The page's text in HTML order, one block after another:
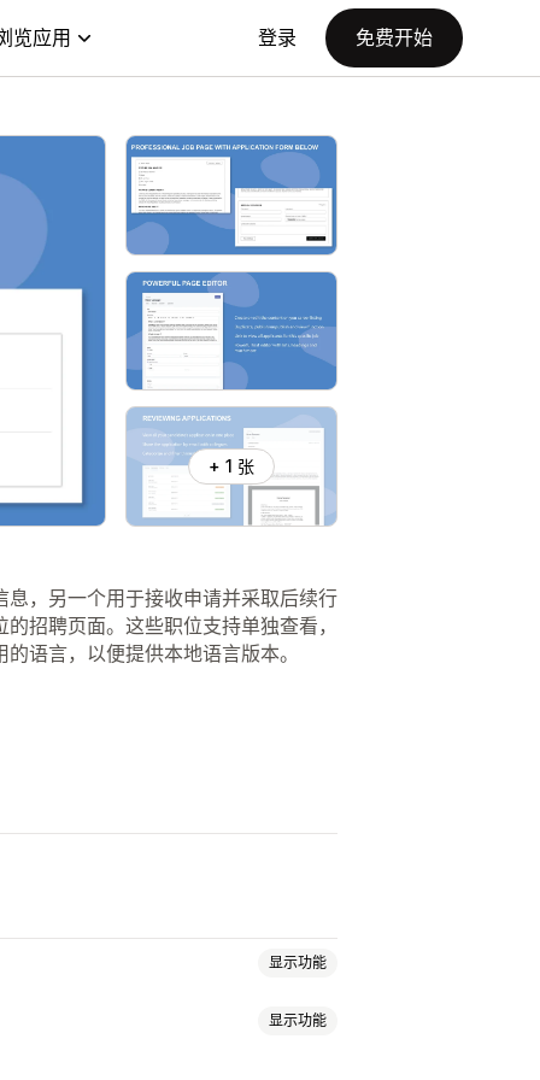
览应用 登录 免费开始
+ 1 张
，另一个用于接收申请并采取后续行
招聘页面。这些职位支持单独查看，
语言，以便提供本地语言版本。
显示功能
显示功能